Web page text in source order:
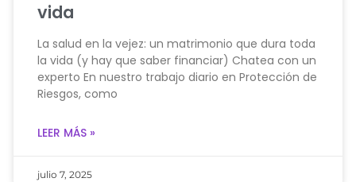
vida
La salud en la vejez: un matrimonio que dura toda
la vida (y hay que saber financiar) Chatea con un
experto En nuestro trabajo diario en Protección de
Riesgos, como
LEER MÁS »
julio 7, 2025